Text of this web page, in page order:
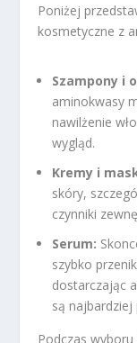
Poniżej
kosmetyczne z
Szampony i
aminokwasy
nawilżenie
wygląd.
Kremy i
skóry,
czynniki
Serum:
szybko
dostarczając
są najbardziej
Podczas